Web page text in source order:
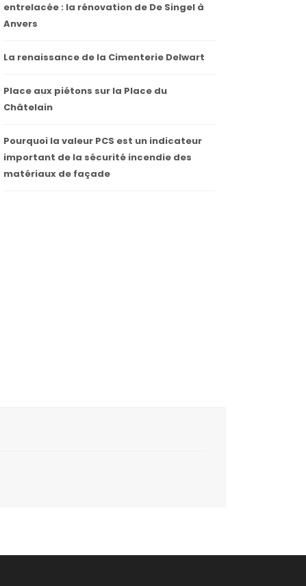
entrelacée : la rénovation de De Singel à
Anvers
La renaissance de la Cimenterie Delwart
Place aux piétons sur la Place du
Châtelain
Pourquoi la valeur PCS est un indicateur
important de la sécurité incendie des
matériaux de façade